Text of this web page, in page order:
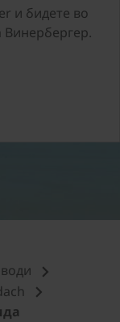
и бидете во
Винербергер.